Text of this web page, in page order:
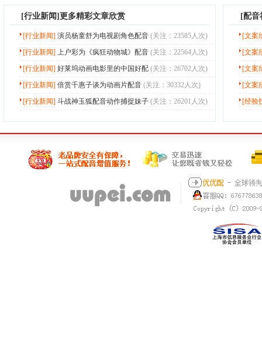
[行业新闻]更多精彩文章欣赏
[行业新闻] 演员杨童舒为电视剧角色配音 (关注：23585人次)
[行业新闻] 上户彩为《疯狂动物城》配音 (关注：22564人次)
[行业新闻] 好莱坞动画电影里的中国好配 (关注：26702人次)
[行业新闻] 倍赏千惠子谈为动画片配音 (关注：30332人次)
[行业新闻] 斗战神玉狐配音动作捕捉妹子 (关注：26201人次)
[配音
[文案
[文案
[文案
[文案
[经验